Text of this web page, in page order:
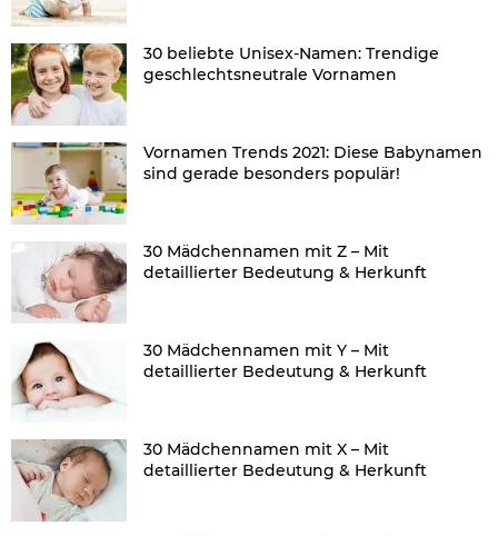
30 beliebte Unisex-Namen: Trendige
geschlechtsneutrale Vornamen
Vornamen Trends 2021: Diese Babynamen
sind gerade besonders populär!
30 Mädchennamen mit Z – Mit
detaillierter Bedeutung & Herkunft
30 Mädchennamen mit Y – Mit
detaillierter Bedeutung & Herkunft
30 Mädchennamen mit X – Mit
detaillierter Bedeutung & Herkunft